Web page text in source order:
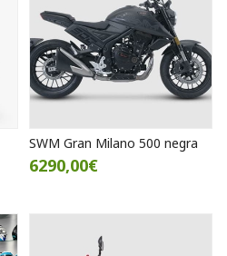
SWM Gran Milano 500 negra
6290,00€